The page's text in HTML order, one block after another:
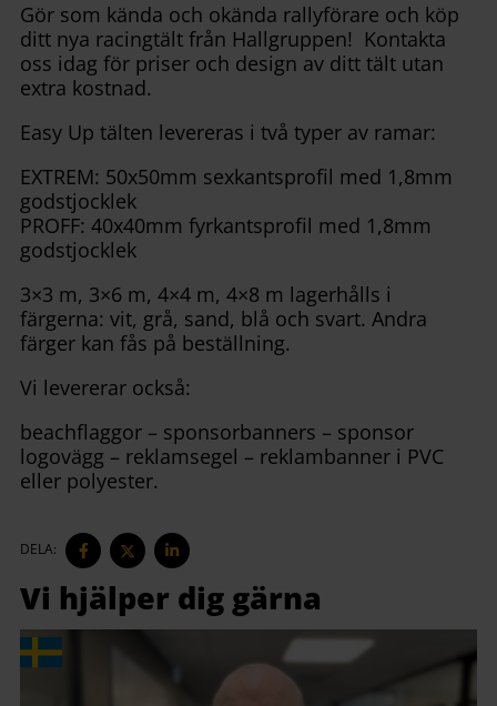
Gör som kända och okända rallyförare och köp
ditt nya racingtält från Hallgruppen! Kontakta
oss idag för priser och design av ditt tält utan
extra kostnad.
Easy Up tälten levereras i två typer av ramar:
EXTREM: 50x50mm sexkantsprofil med 1,8mm
godstjocklek
PROFF: 40x40mm fyrkantsprofil med 1,8mm
godstjocklek
3×3 m, 3×6 m, 4×4 m, 4×8 m lagerhålls i
färgerna: vit, grå, sand, blå och svart. Andra
färger kan fås på beställning.
Vi levererar också:
beachflaggor – sponsorbanners – sponsor
logovägg – reklamsegel – reklambanner i PVC
eller polyester.
DELA:
DELA
PÅ
FACEBOOK
DELA
PÅ
TWITTER
PÅ
Vi hjälper dig gärna